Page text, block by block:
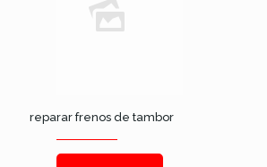
reparar frenos de tambor